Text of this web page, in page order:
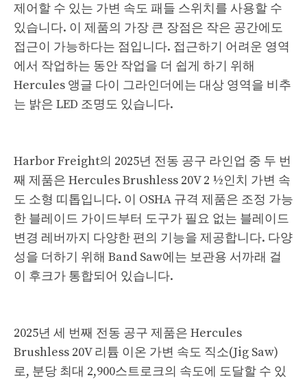
제어할 수 있는 가변 속도 패들 스위치를 사용할 수
있습니다. 이 제품의 가장 큰 장점은 작은 공간에도
접근이 가능하다는 점입니다. 접근하기 어려운 영역
에서 작업하는 동안 작업을 더 쉽게 하기 위해
Hercules 앵글 다이 그라인더에는 대상 영역을 비추
는 밝은 LED 조명도 있습니다.
Harbor Freight의 2025년 전동 공구 라인업 중 두 번
째 제품은 Hercules Brushless 20V 2 ½인치 가변 속
도 소형 띠톱입니다. 이 OSHA 규격 제품은 조정 가능
한 블레이드 가이드부터 도구가 필요 없는 블레이드
변경 레버까지 다양한 편의 기능을 제공합니다. 다양
성을 더하기 위해 Band Saw에는 보관용 서까래 걸
이 후크가 통합되어 있습니다.
2025년 세 번째 전동 공구 제품은 Hercules
Brushless 20V 리튬 이온 가변 속도 직소(Jig Saw)
로, 분당 최대 2,900스트로크의 속도에 도달할 수 있